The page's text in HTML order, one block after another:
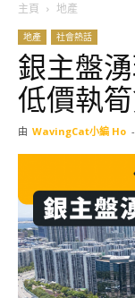
主頁 地產
地產 社會熱話
銀主盤
低價執
由 WavingCat小編 Ho -